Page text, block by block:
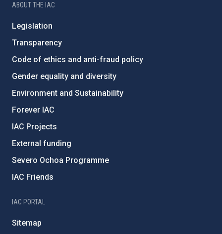
ABOUT THE IAC
Legislation
Transparency
Code of ethics and anti-fraud policy
Gender equality and diversity
Environment and Sustainability
Forever IAC
IAC Projects
External funding
Severo Ochoa Programme
IAC Friends
IAC PORTAL
Sitemap